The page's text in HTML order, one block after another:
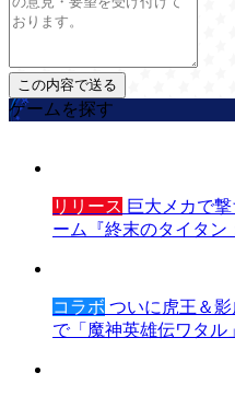
ゲームを探す
リリース 巨大メカで
ーム『終末のタイタン
コラボ ついに虎王＆影
で「魔神英雄伝ワタル